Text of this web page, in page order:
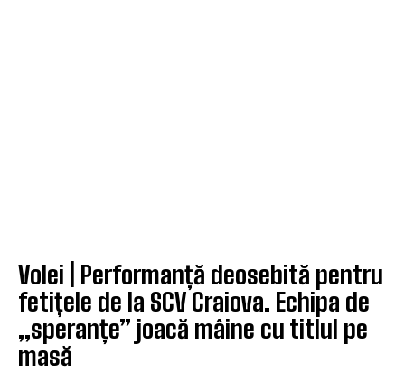
Volei | Performanță deosebită pentru
fetițele de la SCV Craiova. Echipa de
„speranțe” joacă mâine cu titlul pe
masă